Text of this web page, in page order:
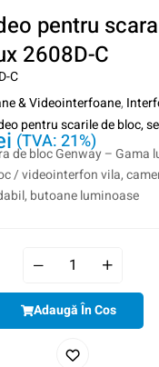
pentru
2608D-C
C
& Videointerfoane,
pentru scarile de bloc,
(TVA: 21%)
de bloc Genway – Gama
/ videointerfon vila,
butoane luminoase
Adaugă În Cos